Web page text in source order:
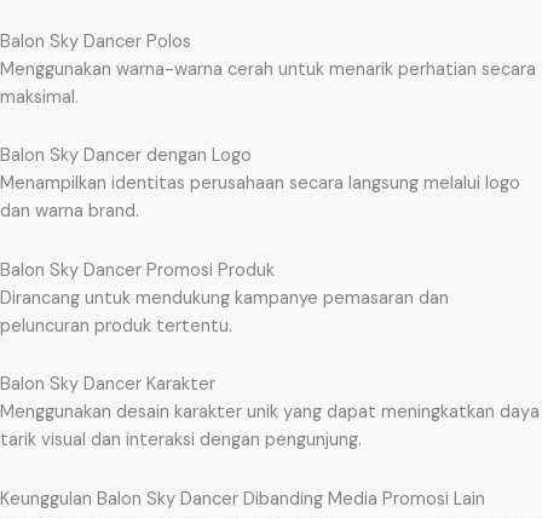
Balon Sky Dancer Polos
Menggunakan warna-warna cerah untuk menarik perhatian secara
maksimal.
Balon Sky Dancer dengan Logo
Menampilkan identitas perusahaan secara langsung melalui logo
dan warna brand.
Balon Sky Dancer Promosi Produk
Dirancang untuk mendukung kampanye pemasaran dan
peluncuran produk tertentu.
Balon Sky Dancer Karakter
Menggunakan desain karakter unik yang dapat meningkatkan daya
tarik visual dan interaksi dengan pengunjung.
Keunggulan Balon Sky Dancer Dibanding Media Promosi Lain